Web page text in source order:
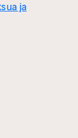
ja